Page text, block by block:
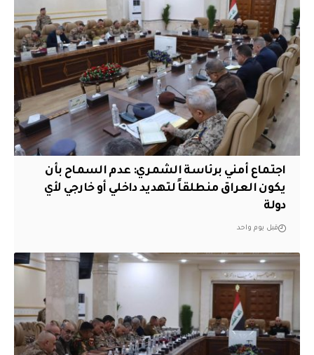
اجتماع أمني برئاسة الشمري: عدم السماح بأن
يكون العراق منطلقاً لتهديد داخلي أو خارجي لأي
دولة
قبل يوم واحد